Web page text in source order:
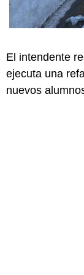
El intendente
ejecuta una
nuevos